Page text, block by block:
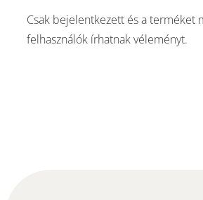
Csak bejelentkezett és a terméket
felhasználók írhatnak véleményt.